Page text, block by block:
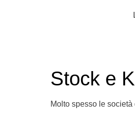
Stock e
Molto spesso le